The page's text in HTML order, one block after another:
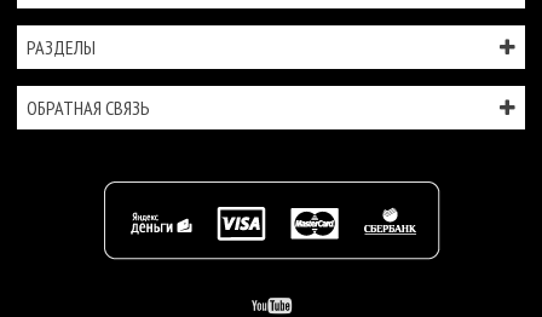
РАЗДЕЛЫ
ОБРАТНАЯ СВЯЗЬ